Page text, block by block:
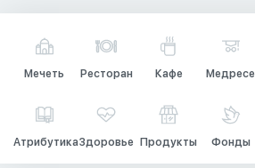
Мечеть Ресторан Кафе Медресе
АтрибутикаЗдоровье Продукты Фонды